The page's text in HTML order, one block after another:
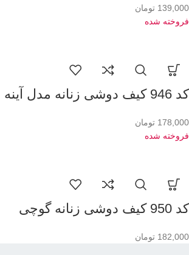
139,000 تومان
فروخته شده
کد 946 کیف دوشی زنانه مدل آینه ای
178,000 تومان
فروخته شده
کد 950 کیف دوشی زنانه گوچی
182,000 تومان